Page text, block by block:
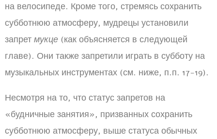
на велосипеде. Кроме того, стремясь сохранить
субботнюю атмосферу, мудрецы установили
запрет мукце (как объясняется в следующей
главе). Они также запретили играть в субботу на
музыкальных инструментах (см. ниже, п.п. 17-19).
Несмотря на то, что статус запретов на
«будничные занятия», призванных сохранить
субботнюю атмосферу, выше статуса обычных